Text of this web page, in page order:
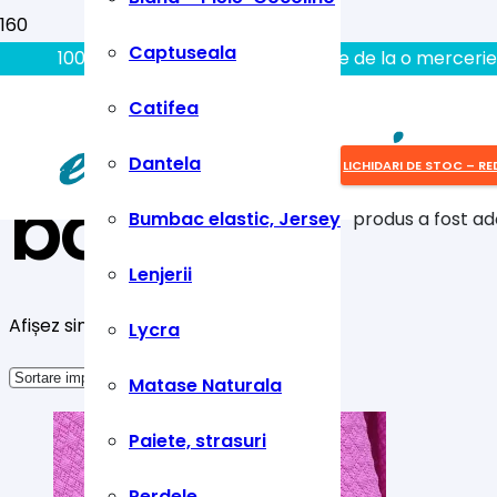
100% aici gasiti tot ce aveti nevoie de la o
Captuseala
Catifea
Dantela
Bumbac elastic, Jersey
Lenjerii
Lycra
Matase Naturala
Paiete, strasuri
LICHIDARI DE STOC –
produsa fost
bonbon
Afișez singurul rezultat